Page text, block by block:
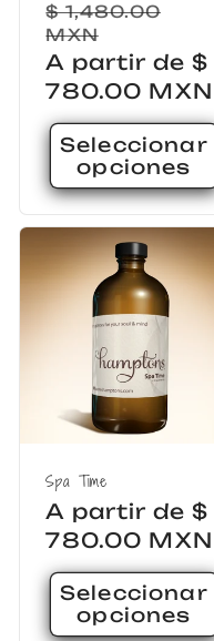
Precio
habitual
$ 1,480.00
MXN
Precio
de
oferta
A partir de $
780.00 MXN
Seleccionar
opciones
Spa Time
Precio
habitual
A partir de $
780.00 MXN
Seleccionar
opciones